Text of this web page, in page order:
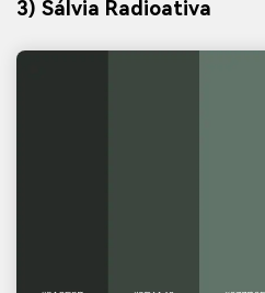
3) Sálvia Radioativa